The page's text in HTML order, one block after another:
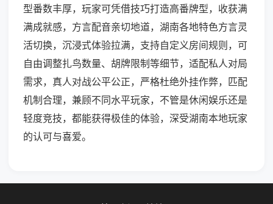
型番数丰厚，玩家可凭借技巧打造高番牌型，收获满
满成就感，方言配音亲切地道，湖南各地特色方言灵
活切换，沉浸式体验拉满，支持自定义房间规则，可
自由调整扎鸟数量、胡牌限制等细节，适配私人对局
需求，真人对战公平公正，严格杜绝外挂作弊，匹配
机制合理，兼顾不同水平玩家，不管是休闲娱乐还是
轻度竞技，都能获得极佳的体验，深受湖南本地玩家
的认可与喜爱。